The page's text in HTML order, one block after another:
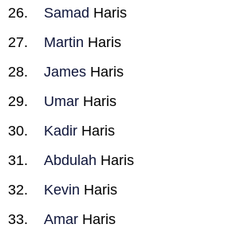
Samad Haris
Martin Haris
James Haris
Umar Haris
Kadir Haris
Abdulah Haris
Kevin Haris
Amar Haris